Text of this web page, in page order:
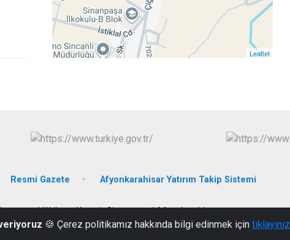
Leaflet
Resmi Gazete Afyonkarahisar Yatırım Takip Sistemi
Hükümet Konağı Sinanpaşa / Afyonkarahisar
311 70 13🍪 Çerez politikamız hakkında bilgi edinmek için tıklayınız